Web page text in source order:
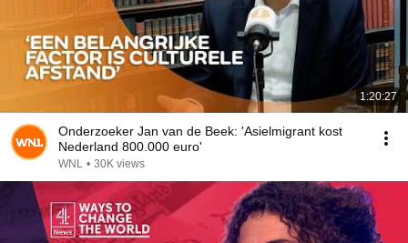
1:20:27
Onderzoeker Jan van de Beek: 'Asielmigrant kost
Nederland 800.000 euro'
WNL • 30K views